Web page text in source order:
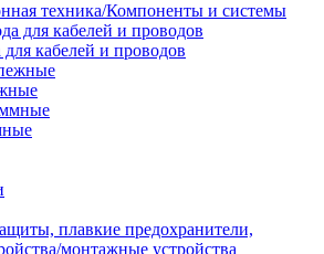
техника/Компоненты и системы
кабелей и проводов